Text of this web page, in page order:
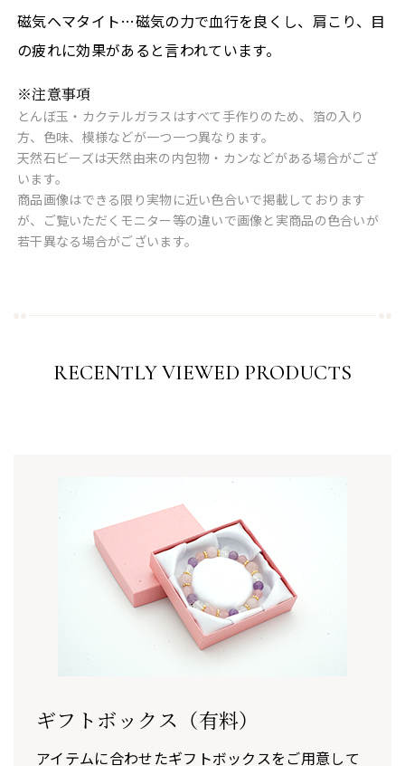
磁気ヘマタイト…磁気の力で血行を良くし、肩こり、目
の疲れに効果があると言われています。
※注意事項
とんぼ玉・カクテルガラスはすべて手作りのため、箔の入り
方、色味、模様などが一つ一つ異なります。
天然石ビーズは天然由来の内包物・カンなどがある場合がござ
います。
商品画像はできる限り実物に近い色合いで掲載しております
が、ご覧いただくモニター等の違いで画像と実商品の色合いが
若干異なる場合がございます。
RECENTLY VIEWED PRODUCTS
ギフトボックス（有料）
アイテムに合わせたギフトボックスをご用意して